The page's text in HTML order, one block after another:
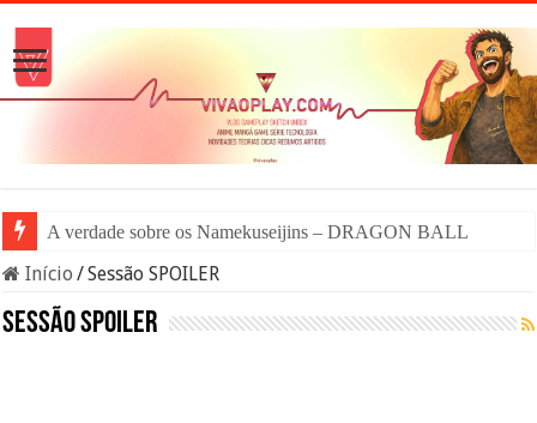
A verdade sobre os Namekuseijins – DRAGON BALL #News
Início /Sessão SPOILER
Sessão SPOILER